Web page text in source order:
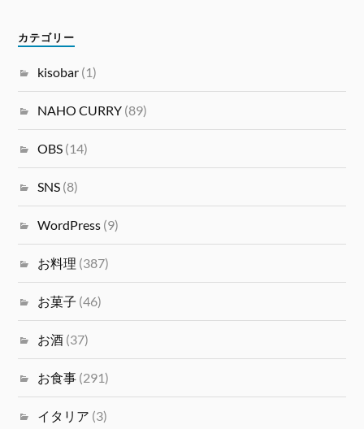
カテゴリー
kisobar (1)
NAHO CURRY (89)
OBS (14)
SNS (8)
WordPress (9)
お料理 (387)
お菓子 (46)
お酒 (37)
お食事 (291)
イタリア (3)